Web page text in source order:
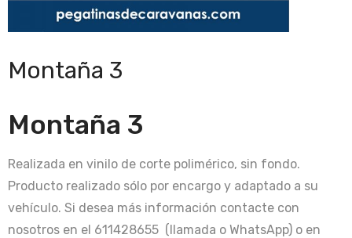
Montaña 3
Montaña 3
Realizada en vinilo de corte polimérico, sin fondo.
Producto realizado sólo por encargo y adaptado a su
vehículo. Si desea más información contacte con
nosotros en el 611428655 (llamada o WhatsApp) o en